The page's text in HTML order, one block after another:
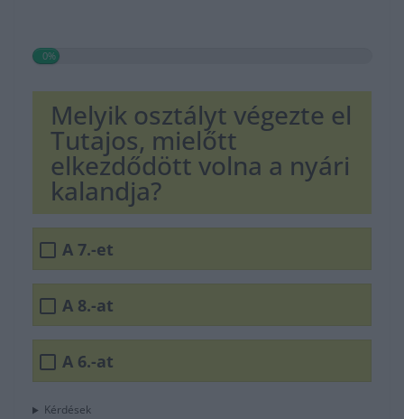
0%
Melyik osztályt végezte el
Tutajos, mielőtt
elkezdődött volna a nyári
kalandja?
A 7.-et
A 8.-at
A 6.-at
Kérdések